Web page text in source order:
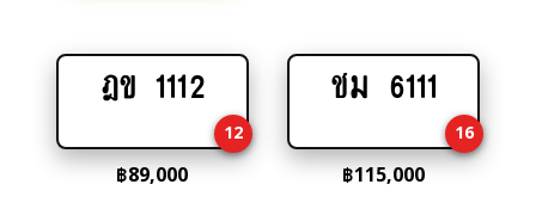
Add
cart
ฎข 1112
12
฿89,000
Add
cart
ชม 6111
16
฿115,000